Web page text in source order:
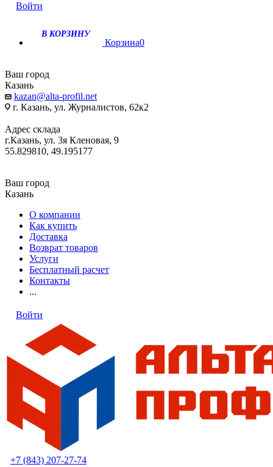
Войти
В КОРЗИНУ
Корзина0
Ваш город
Казань
kazan@alta-profil.net
г. Казань, ул. Журналистов, 62к2
Адрес склада
г.Казань, ул. 3я Кленовая, 9
55.829810, 49.195177
Ваш город
Казань
О компании
Как купить
Доставка
Возврат товаров
Услуги
Бесплатный расчет
Контакты
...
Войти
+7 (843) 207-27-74